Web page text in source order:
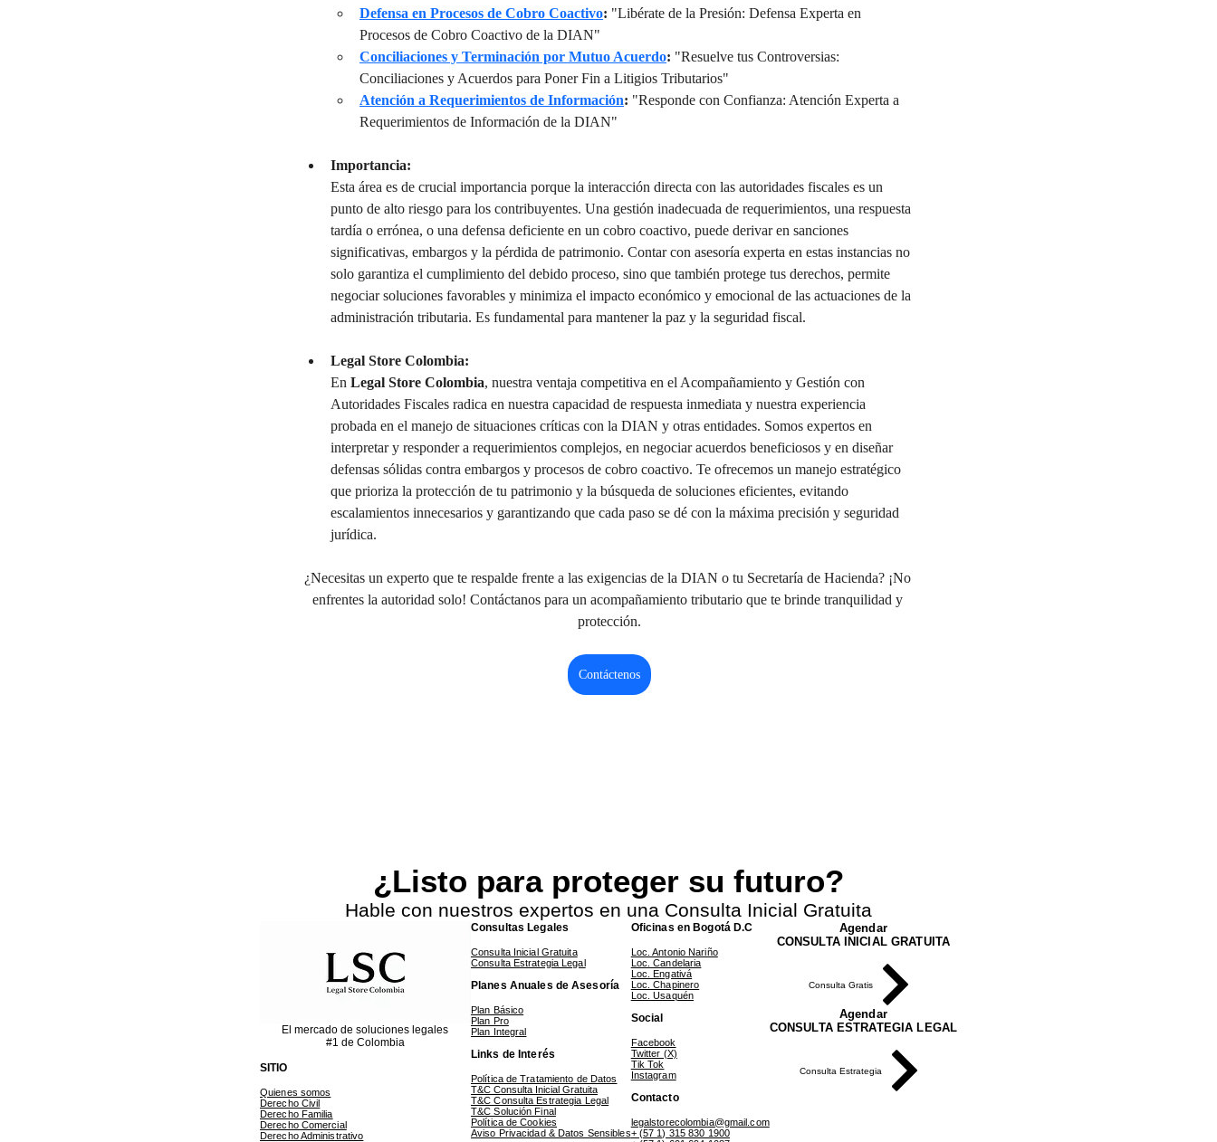
Defensa en Procesos de Cobro Coactivo: "Libérate de la Presión: Defensa Experta en
Procesos de Cobro Coactivo de la DIAN"
Conciliaciones y Terminación por Mutuo Acuerdo: "Resuelve tus Controversias:
Conciliaciones y Acuerdos para Poner Fin a Litigios Tributarios"
Atención a Requerimientos de Información: "Responde con Confianza: Atención Experta a
Requerimientos de Información de la DIAN"
Importancia:
Esta área es de crucial importancia porque la interacción directa con las autoridades fiscales es un
punto de alto riesgo para los contribuyentes. Una gestión inadecuada de requerimientos, una respuesta
tardía o errónea, o una defensa deficiente en un cobro coactivo, puede derivar en sanciones
significativas, embargos y la pérdida de patrimonio. Contar con asesoría experta en estas instancias no
solo garantiza el cumplimiento del debido proceso, sino que también protege tus derechos, permite
negociar soluciones favorables y minimiza el impacto económico y emocional de las actuaciones de la
administración tributaria. Es fundamental para mantener la paz y la seguridad fiscal.
Legal Store Colombia:
En Legal Store Colombia, nuestra ventaja competitiva en el Acompañamiento y Gestión con
Autoridades Fiscales radica en nuestra capacidad de respuesta inmediata y nuestra experiencia
probada en el manejo de situaciones críticas con la DIAN y otras entidades. Somos expertos en
interpretar y responder a requerimientos complejos, en negociar acuerdos beneficiosos y en diseñar
defensas sólidas contra embargos y procesos de cobro coactivo. Te ofrecemos un manejo estratégico
que prioriza la protección de tu patrimonio y la búsqueda de soluciones eficientes, evitando
escalamientos innecesarios y garantizando que cada paso se dé con la máxima precisión y seguridad
jurídica.
¿Necesitas un experto que te respalde frente a las exigencias de la DIAN o tu Secretaría de Hacienda? ¡No
enfrentes la autoridad solo! Contáctanos para un acompañamiento tributario que te brinde tranquilidad y
protección.
Contáctenos
¿Listo para proteger su futuro?
Hable con nuestros expertos en una Consulta Inicial Gratuita
El mercado de soluciones legales
#1 de Colombia
SITIO
Quienes somos
Derecho Civil
Derecho Familia
Derecho Comercial
Derecho Administrativo
Consultas Legales
Consulta Inicial Gratuita
Consulta Estrategia Legal
Planes Anuales de Asesoría
Plan Básico
Plan Pro
Plan Integral
Links de Interés
Política de Tratamiento de Datos
T&C Consulta Inicial Gratuita
T&C Consulta Estrategia Legal
T&C Solución Final
Política de Cookies
Aviso Privacidad & Datos Sensibles
Oficinas en Bogotá D.C
Loc. Antonio Nariño
Loc. Candelaria
Loc. Engativá
Loc. Chapinero
Loc. Usaquén
Social
Facebook
Twitter (X)
Tik Tok
Instagram
Contacto
legalstorecolombia@gmail.com
+ (57 1) 315 830 1900
Agendar
CONSULTA INICIAL GRATUITA
Consulta Gratis
Agendar
CONSULTA ESTRATEGIA LEGAL
Consulta Estrategia